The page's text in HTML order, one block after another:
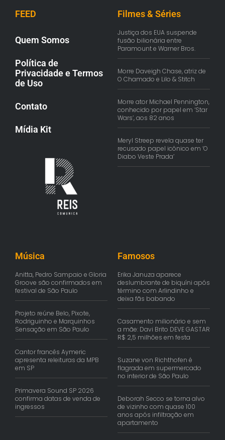
FEED
Quem Somos
Política de
Privacidade e Termos
de Uso
Contato
Mídia Kit
Filmes & Séries
Justiça dos EUA suspende
fusão bilionária entre
Paramount e Warner Bros.
Morre Daveigh Chase, atriz de
O Chamado e Lilo & Stitch
Morre ator Michael Pennington,
conhecido por papel em ‘Star
Wars’, aos 82 anos
Meryl Streep revela quase ter
recusado papel icônico em ‘O
Diabo Veste Prada’
Música
Anitta, Pedro Sampaio e Gloria
Groove são confirmados em
festival de São Paulo
Projeto reúne Belo, Pixote,
Rodriguinho e Marquinhos
Sensação em São Paulo
Cantor francês Aymeric
apresenta releituras da MPB
em SP
Primavera Sound SP 2026
confirma datas de venda de
ingressos
Famosos
Erika Januza aparece
deslumbrante de biquíni após
término com Arlindinho e
deixa fãs babando
Casamento milionário e sem
a mãe: Davi Brito DEVE GASTAR
R$ 2,5 milhões em festa
Suzane von Richthofen é
flagrada em supermercado
no interior de São Paulo
Deborah Secco se torna alvo
de vizinho com quase 100
anos após infiltração em
apartamento